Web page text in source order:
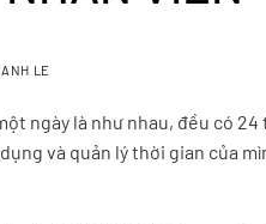
LE
ngày là như nhau, đều có
và quản lý thời gian của